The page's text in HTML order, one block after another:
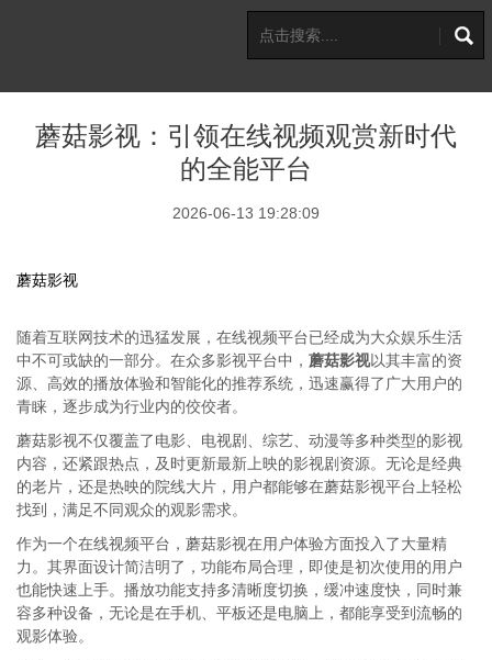
蘑菇影视：引领在线视频观赏新时代
的全能平台
2026-06-13 19:28:09
蘑菇影视
随着互联网技术的迅猛发展，在线视频平台已经成为大众娱乐生活
中不可或缺的一部分。在众多影视平台中， 蘑菇影视以其丰富的资
源、高效的播放体验和智能化的推荐系统，迅速赢得了广大用户的
青睐，逐步成为行业内的佼佼者。
蘑菇影视不仅覆盖了电影、电视剧、综艺、动漫等多种类型的影视
内容，还紧跟热点，及时更新最新上映的影视剧资源。无论是经典
的老片，还是热映的院线大片，用户都能够在蘑菇影视平台上轻松
找到，满足不同观众的观影需求。
作为一个在线视频平台，蘑菇影视在用户体验方面投入了大量精
力。其界面设计简洁明了，功能布局合理，即使是初次使用的用户
也能快速上手。播放功能支持多清晰度切换，缓冲速度快，同时兼
容多种设备，无论是在手机、平板还是电脑上，都能享受到流畅的
观影体验。